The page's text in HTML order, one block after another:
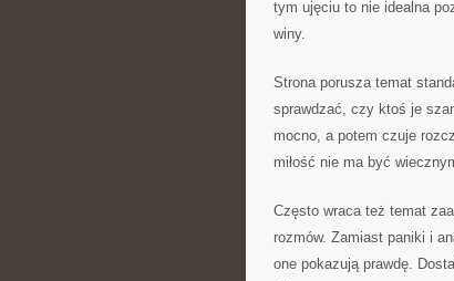
tym ujęciu to nie idealna
winy.
Strona porusza temat
sprawdzać, czy ktoś je
mocno, a potem czuje
miłość nie ma być
Często wraca też temat
rozmów. Zamiast paniki i
one pokazują prawdę.